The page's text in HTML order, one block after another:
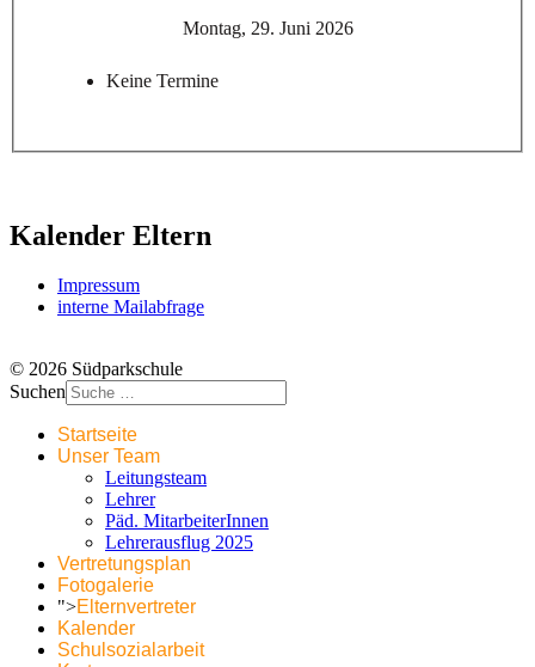
Montag, 29. Juni 2026
Keine Termine
Kalender Eltern
Impressum
interne Mailabfrage
© 2026 Südparkschule
Suchen
Startseite
Unser Team
Leitungsteam
Lehrer
Päd. MitarbeiterInnen
Lehrerausflug 2025
Vertretungsplan
Fotogalerie
">Elternvertreter
Kalender
Schulsozialarbeit